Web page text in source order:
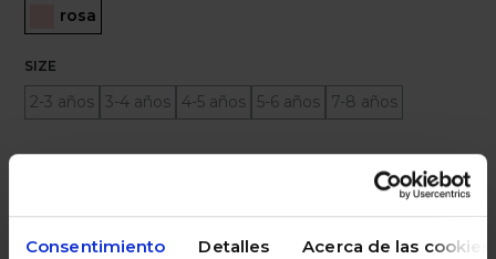
Consentimiento Detalles Acerca de las cookies
rosa
Seleccionado
SIZE
2-3 años 3-4 años 4-5 años 5-6 años 7-8 años
Ayuda sobre tallas
Añadir a la cesta